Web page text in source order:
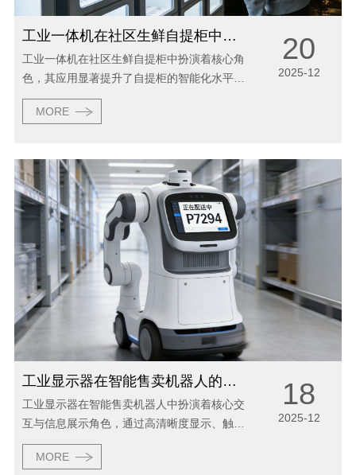
工业一体机在社区生鲜自提柜中的应用
工业一体机在社区生鲜自提柜中扮演着核心角
色，其应用显著提升了自提柜的智能化水平与
运营效率，具体体现在以下几个方面： 一、核
心功能实现 智能交互中枢：工业一体机集成了
MORE
20
2025-12
工业显示器在智能售卖机器人的应用
工业显示器在智能售卖机器人中扮演着核心交
互与信息展示角色，通过高清晰度显示、触控
交互、工业级稳定性及智能化功能，显著提升
了用户购物体验与设备管理效率，具体应用与
MORE
18
2025-12